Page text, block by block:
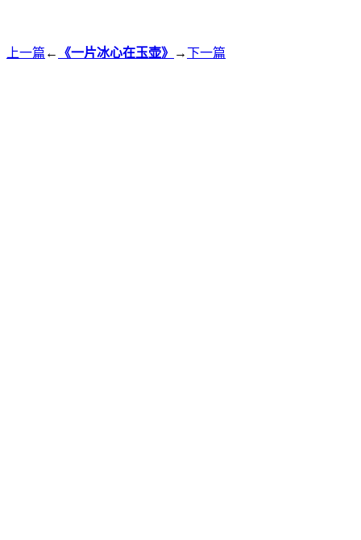
上一篇 ← 《一片冰心在玉壶》 →下一篇